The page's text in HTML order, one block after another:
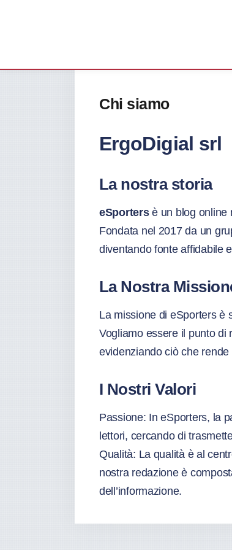
Chi siamo
ErgoDigial srl
La nostra storia
eSportersè un blog online
Fondata nel 2017 da un
diventando fonte affidabile
La Nostra
La missione di eSporters è
Vogliamo essere il punto di
evidenziando ciò che rende
I Nostri Valori
Passione: In eSporters, la
lettori, cercando di
Qualità: La qualità è al
nostra redazione è
dell’informazione.